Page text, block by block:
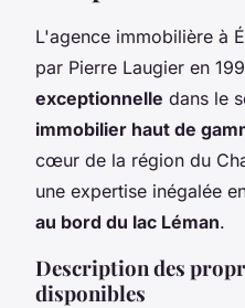
L'agence immobilière à
par Pierre Laugier en
exceptionnelle dans le
immobilier haut de
cœur de la région du
une expertise inégalée
au bord du lac Léman.
Description des
disponibles